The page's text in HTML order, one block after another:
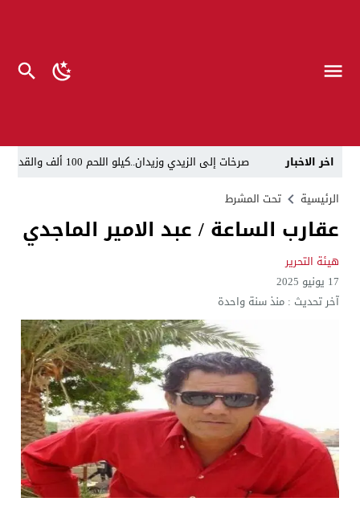
اخر الاخبار
صرخات إلى الزيدي وزيدان..كيلو اللحم 100 ألف والقداحة 5 آلاف في سجون العراق.. تظاهرة العوائل وسط بغداد
الناطق العسكري لا يزعل من أبو فدك.. اللواء
“لحين تسمية وزرائها”..الزيدي يوجه وكلاء الوزارات
الإعلام والاتصالات تتوعد بإجراءات قانونية: لا وكيل
ذي قار.. انطلاق عملية لاعتقال أكثر من 20 شخصاً في البلدية والتسجيل العقاري
الرئيسية تحت المشرط
عقارب الساعة / عبد الامير الماجدي
هيئة التحرير
17 يونيو 2025
آخر تحديث :منذ سنة واحدة